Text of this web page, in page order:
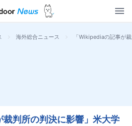
> 海外総合ニュース > 「Wikipediaの記事が
裁判所の判決に影響」米大学